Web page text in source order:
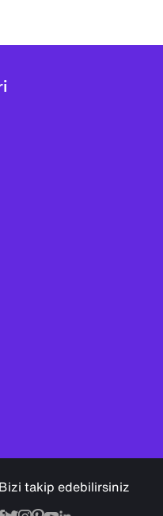
Bizi takip edebilirsiniz